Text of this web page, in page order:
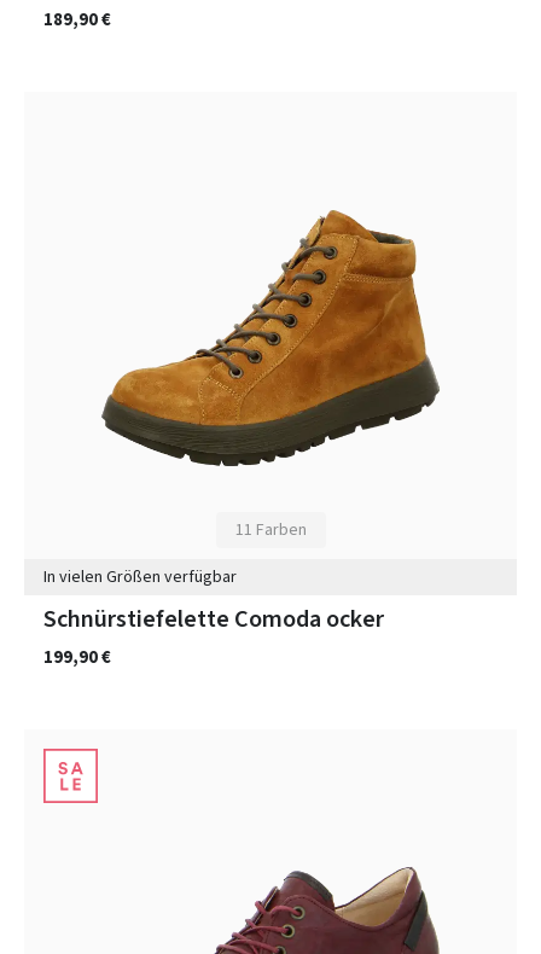
189,90 €
11 Farben
In vielen Größen verfügbar
Schnürstiefelette Comoda ocker
199,90 €